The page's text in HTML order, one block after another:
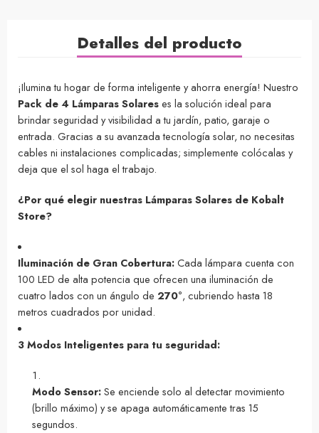
Detalles del producto
¡Ilumina tu hogar de forma inteligente y ahorra energía! Nuestro
Pack de 4 Lámparas Solareses la solución ideal para
brindar seguridad y visibilidad a tu jardín, patio, garaje o
entrada. Gracias a su avanzada tecnología solar, no necesitas
cables ni instalaciones complicadas; simplemente colócalas y
deja que el sol haga el trabajo.
¿Por qué elegir nuestras Lámparas Solares de Kobalt
Store?
Iluminación de Gran Cobertura:Cada lámpara cuenta con
100 LED de alta potencia que ofrecen una iluminación de
cuatro lados con un ángulo de 270°, cubriendo hasta 18
metros cuadrados por unidad.
3 Modos Inteligentes para tu seguridad:
Modo Sensor:Se enciende solo al detectar movimiento
(brillo máximo) y se apaga automáticamente tras 15
segundos.